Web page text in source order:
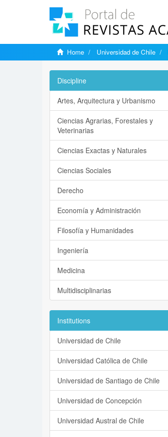
Home Universidad de Chile
Discipline
Artes, Arquitectura y Urbanismo
Ciencias Agrarias, Forestales y
Veterinarias
Ciencias Exactas y Naturales
Ciencias Sociales
Derecho
Economía y Administración
Filosofía y Humanidades
Ingeniería
Medicina
Multidisciplinarias
Institutions
Universidad de Chile
Universidad Católica de Chile
Universidad de Santiago de Chile
Universidad de Concepción
Universidad Austral de Chile